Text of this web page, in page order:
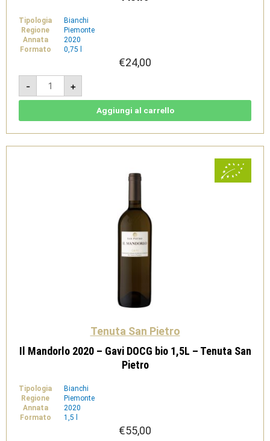
Tipologia
Bianchi
Regione
Piemonte
Annata
2020
Formato
0,75 l
€24,00
-
Il
Mandorlo
2020
-
-
San
+
Aggiungi al carrello
Tenuta San Pietro
Il Mandorlo 2020 – Gavi DOCG bio 1,5L – Tenuta San
Pietro
Tipologia
Bianchi
Regione
Piemonte
Annata
2020
Formato
1,5 l
€55,00